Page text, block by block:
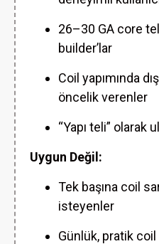
26–30 GA core
builder’lar
Coil yapımında
öncelik verenler
“Yapı teli” olarak
Uygun Değil:
Tek başına coil
isteyenler
Günlük, pratik coil